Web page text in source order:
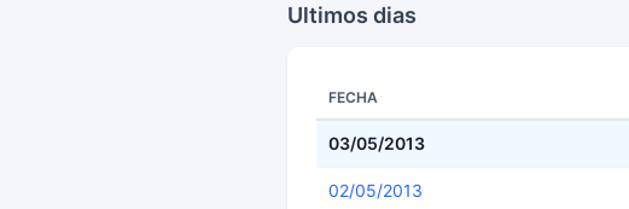
Ultimos dias
FECHA
03/05/2013
02/05/2013